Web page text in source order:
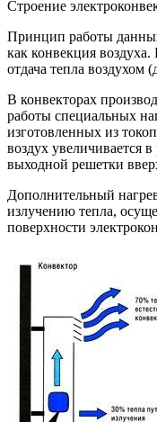
Строение
Принцип работы
как конвекция воздуха.
отдача тепла воздухом
В конвекторах
работы специальных
изготовленных из
воздух увеличивается
выходной решетки
Дополнительный
излучению тепла,
поверхности